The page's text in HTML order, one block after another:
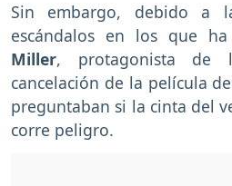
Sin embargo, debido a
escándalos en los que
Miller, protagonista
cancelación de la película de
preguntaban si la cinta del
corre peligro.